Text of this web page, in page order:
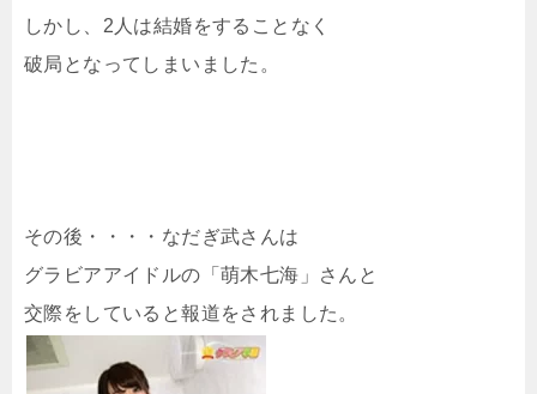
しかし、2人は結婚をすることなく
破局となってしまいました。
その後・・・・なだぎ武さんは
グラビアアイドルの「萌木七海」さんと
交際をしていると報道をされました。